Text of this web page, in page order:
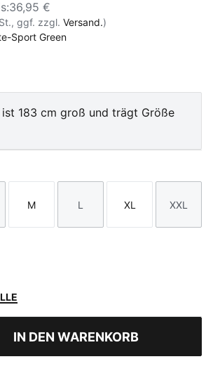
:36,95 €
ggf. zzgl. Versand.)
Sport Green
Green
ist 183 cm groß und trägt Größe
Größe
M
Größe
L
Größe
XL
Größe
XXL
IN DEN WARENKORB